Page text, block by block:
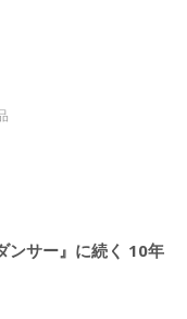
ンサー』に続く 10年